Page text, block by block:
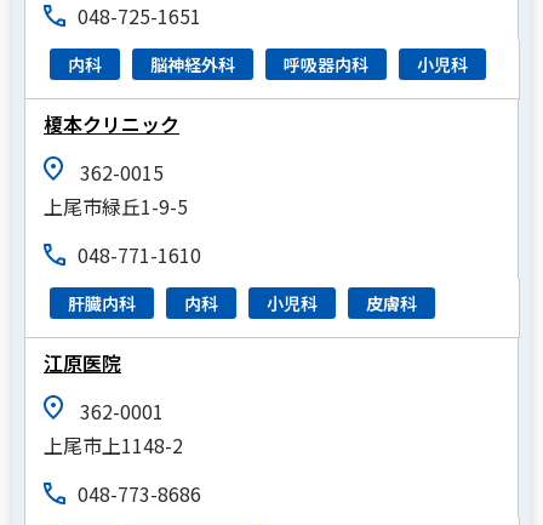
048-725-1651
内科 脳神経外科 呼吸器内科 小児科
榎本クリニック
362-0015
上尾市緑丘1-9-5
048-771-1610
肝臓内科 内科 小児科 皮膚科
江原医院
362-0001
上尾市上1148-2
048-773-8686